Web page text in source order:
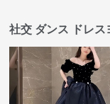
社交 ダンス ドレ